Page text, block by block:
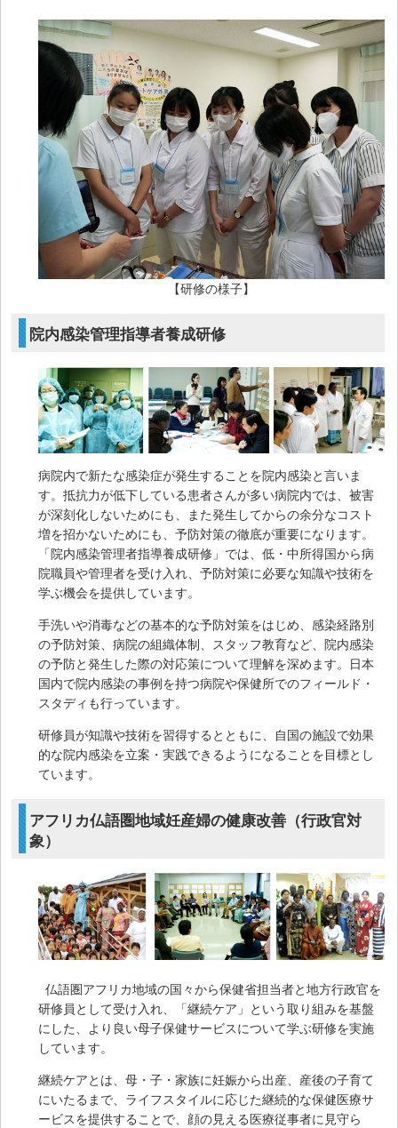
【研修の様子】
院内感染管理指導者養成研修
病院内で新たな感染症が発生することを院内感染と言いま
す。抵抗力が低下している患者さんが多い病院内では、被害
が深刻化しないためにも、また発生してからの余分なコスト
増を招かないためにも、予防対策の徹底が重要になります。
「院内感染管理者指導養成研修」では、低・中所得国から病
院職員や管理者を受け入れ、予防対策に必要な知識や技術を
学ぶ機会を提供しています。
手洗いや消毒などの基本的な予防対策をはじめ、感染経路別
の予防対策、病院の組織体制、スタッフ教育など、院内感染
の予防と発生した際の対応策について理解を深めます。日本
国内で院内感染の事例を持つ病院や保健所でのフィールド・
スタディも行っています。
研修員が知識や技術を習得するとともに、自国の施設で効果
的な院内感染を立案・実践できるようになることを目標とし
ています。
アフリカ仏語圏地域妊産婦の健康改善（行政官対
象）
仏語圏アフリカ地域の国々から保健省担当者と地方行政官を
研修員として受け入れ、「継続ケア」という取り組みを基盤
にした、より良い母子保健サービスについて学ぶ研修を実施
しています。
継続ケアとは、母・子・家族に妊娠から出産、産後の子育て
にいたるまで、ライフスタイルに応じた継続的な保健医療サ
ービスを提供することで、顔の見える医療従事者に見守ら